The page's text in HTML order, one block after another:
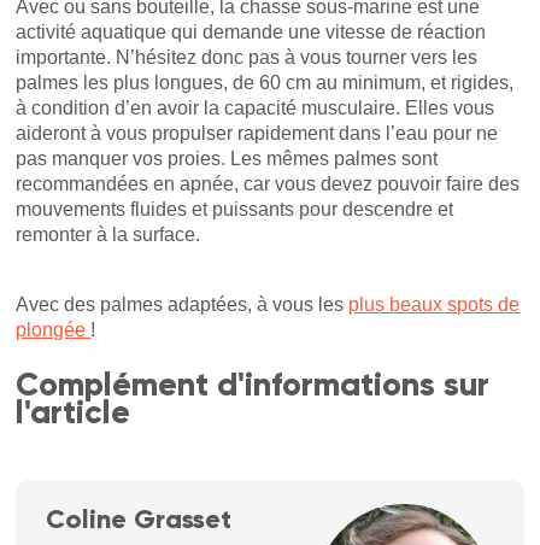
Avec ou sans bouteille, la chasse sous-marine est une
activité aquatique qui demande une vitesse de réaction
importante. N’hésitez donc pas à vous tourner vers les
palmes les plus longues, de 60 cm au minimum, et rigides,
à condition d’en avoir la capacité musculaire. Elles vous
aideront à vous propulser rapidement dans l’eau pour ne
pas manquer vos proies. Les mêmes palmes sont
recommandées en apnée, car vous devez pouvoir faire des
mouvements fluides et puissants pour descendre et
remonter à la surface.
Avec des palmes adaptées, à vous les plus beaux spots de
plongée !
Complément d'informations sur
l'article
Coline Grasset